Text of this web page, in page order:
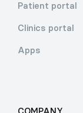
Patient portal
Clinics portal
Apps